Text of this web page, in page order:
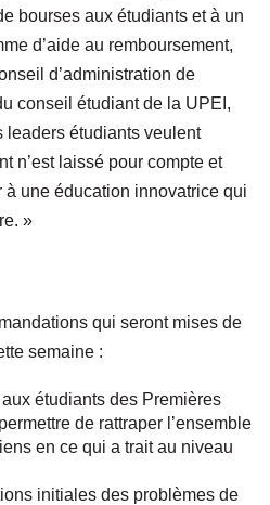
bourses aux étudiants et à un
d’aide au remboursement,
d’administration de
conseil étudiant de la UPEI,
leaders étudiants veulent
n’est laissé pour compte et
une éducation innovatrice qui
»
qui seront mises de
semaine :
étudiants des Premières
de rattraper l’ensemble
en ce qui a trait au niveau
initiales des problèmes de